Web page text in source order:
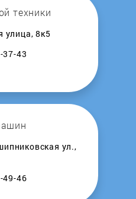
техники
улица, 8к5
37-43
ул.,
49-46